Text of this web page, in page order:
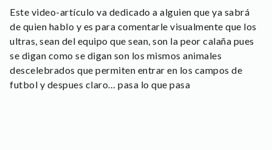
Este video-artículo va dedicado a alguien que ya sabrá
de quien hablo y es para comentarle visualmente que los
ultras, sean del equipo que sean, son la peor calaña pues
se digan como se digan son los mismos animales
descelebrados que permiten entrar en los campos de
futbol y despues claro… pasa lo que pasa